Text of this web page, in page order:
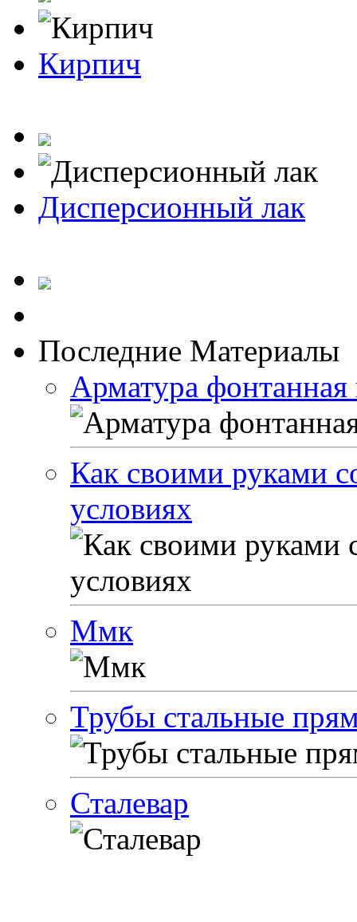
Кирпич
Дисперсионный лак
Последние Материалы
Арматура фонтанная
Как своими руками
условиях
Ммк
Трубы стальные
Сталевар